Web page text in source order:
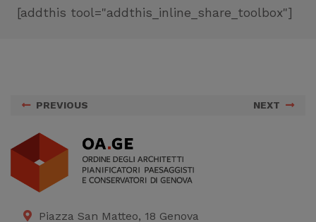
[addthis tool="addthis_inline_share_toolbox"]
PREVIOUS NEXT
Piazza San Matteo, 18 Genova